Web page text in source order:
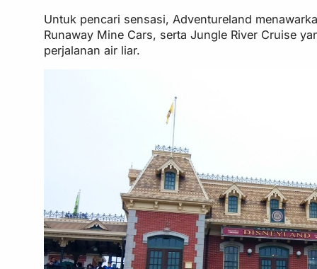
Untuk pencari sensasi, Adventureland
Runaway Mine Cars, serta Jungle River Cruise
perjalanan air liar.